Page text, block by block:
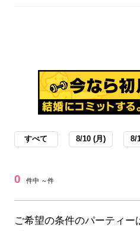
すべて 8/10 (月) 8/
0 件中 ～件
ご希望の条件のパーティ